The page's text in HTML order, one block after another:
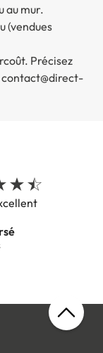
au mur.
(vendues
Précisez